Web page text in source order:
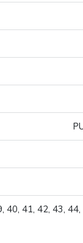
40, 41, 42, 43,